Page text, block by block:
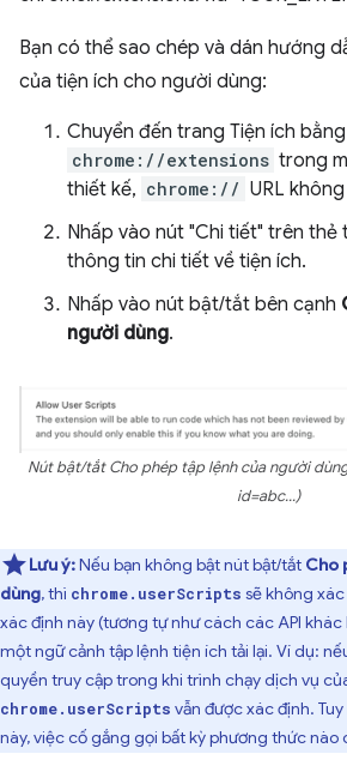
Bạn có thể sao chép và dán hướng
của tiện ích cho người dùng:
Chuyển đến trang Tiện ích
chrome://extensions trong
thiết kế, chrome:// URL
Nhấp vào nút "Chi tiết" trên thẻ
thông tin chi tiết về tiện ích.
Nhấp vào nút bật/tắt bên cạnh
người dùng.
Nút bật/tắt Cho phép tập lệnh của người
id=abc...)
Lưu ý:Nếu bạn không bật nút bật/tắt Cho
dùng, thì chrome.userScripts sẽ không
xác định này (tương tự như cách các API
một ngữ cảnh tập lệnh tiện ích tải lại. Ví dụ:
quyền truy cập trong khi trình chạy dịch vụ
chrome.userScripts vẫn được xác định.
này, việc cố gắng gọi bất kỳ phương thức nào